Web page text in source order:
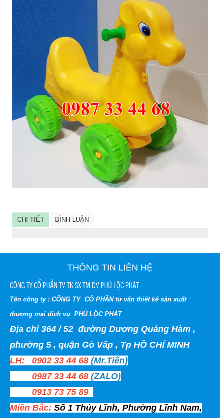
CHI TIẾT BÌNH LUẬN
THÔNG TIN LIÊN HỆ
CÔNG TY CỔ PHẦN TV TK SX TM DV PHÚ LỘC PHÁT
Tên công ty : CÔNG TY CỔ PHẦN tư vấn thiết kế sản xuất
thương mại dịch vụ PHÚ LỘC PHÁT
Địa chỉ 364 / 52 đường Dương Quảng Hàm ,
phường 5 , quận Gò Vấp , Tp HỒ CHÍ MINH
LH: 0902 33 44 68 (Mr.Tiến)
0987 33 44 68 (ZALO)
0913 73 75 89
Miền Bắc: Số 1 Thúy Lĩnh, Phường Lĩnh Nam,